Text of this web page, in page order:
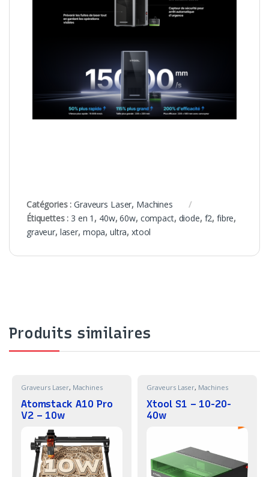
Catégories :Graveurs Laser, Machines
Étiquettes : 3 en 1 , 40w,60w, compact, diode, f2,fibre,
graveur, laser, mopa, ultra,xtool
Produits similaires
Graveurs Laser, Machines
Atomstack A10 Pro
V2 – 10w
Graveurs Laser, Machines
Xtool S1 – 10-20-
40w